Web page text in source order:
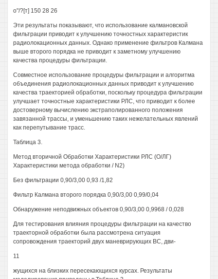
о"/?[т] 150 28 26
Эти результаты показывают, что использование калмановской
фильтрации приводит к улучшению точностных характеристик
радиолокационных данных. Однако применение фильтров Калмана
выше второго порядка не приводит к заметному улучшению
качества процедуры фильтрации.
Совместное использование процедуры фильтрации и алгоритма
объединения радиолокационных данных приводит к улучшению
качества траекторией обработки, поскольку процедура фильтрации
улучшает точностные характеристики РЛС, что приводит к более
достоверному вычислению экстраполированного положения
завязанной трассы, и уменьшению таких нежелательных явлений
как перепутывание трасс.
Таблица 3.
Метод вторичной Обработки Характеристики РЛС (О/ЛГ)
Характеристики метода обработки / N2)
Без фильтрации 0,90/3,00 0,93 /1,82
Фильтр Калмана второго порядка 0,90/3,00 0,99/0,04
Обнаружение неподвижных объектов 0,90/3,00 0,9968 / 0,028
Для тестирования влияния процедуры фильтрации на качество
траекторной обработки была рассмотрена ситуация
сопровождения траекторий двух маневрирующих ВС, дви-
11
жущихся на близких пересекающихся курсах. Результаты